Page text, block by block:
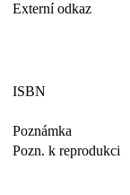
Externí odkaz
ISBN
Poznámka
Pozn. k reprodukci